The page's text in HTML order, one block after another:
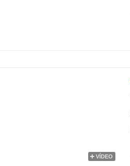
VÍDEO